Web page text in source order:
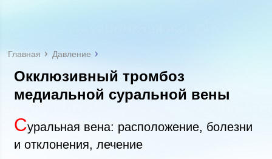
Главная Давление
Окклюзивный тромбоз
медиальной суральной вены
Суральная вена: расположение, болезни
и отклонения, лечение